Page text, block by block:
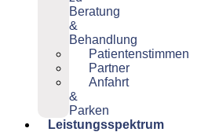
Beratung
&
Behandlung
Patientenstimmen
Partner
Anfahrt
&
Parken
Leistungsspektrum